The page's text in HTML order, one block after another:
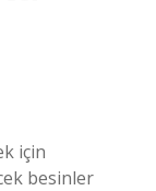
için
besinler